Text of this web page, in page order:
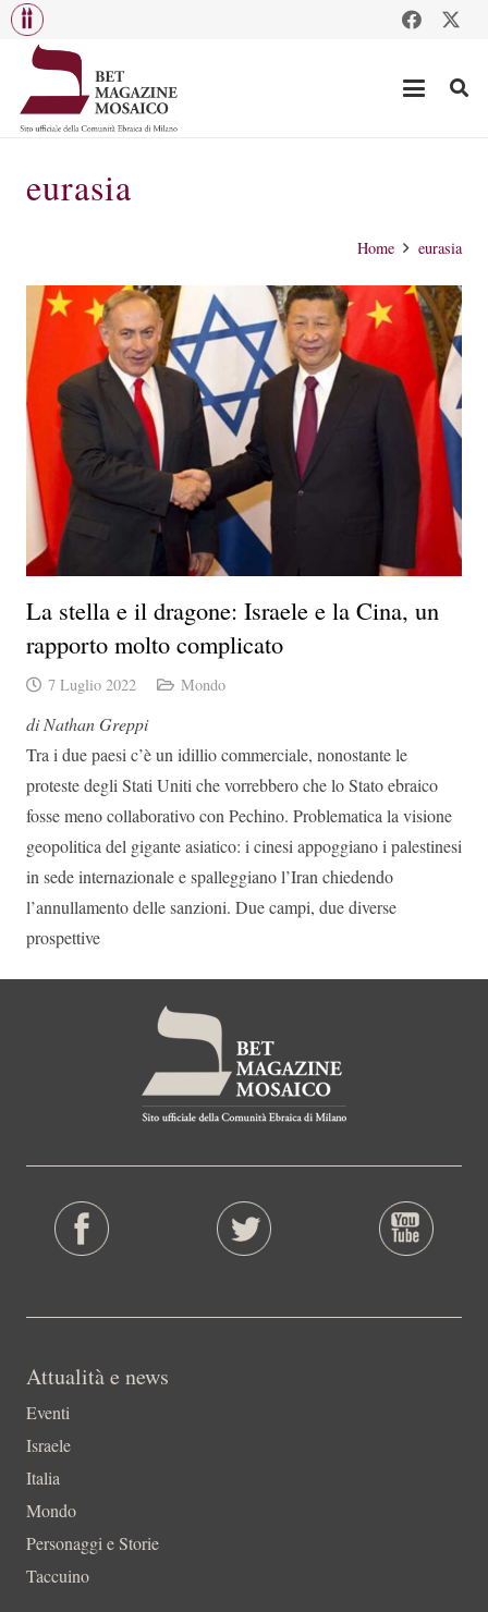
eurasia
Home eurasia
La stella e il dragone: Israele e la Cina, un
rapporto molto complicato
7 Luglio 2022 Mondo
di Nathan Greppi
Tra i due paesi c’è un idillio commerciale, nonostante le
proteste degli Stati Uniti che vorrebbero che lo Stato ebraico
fosse meno collaborativo con Pechino. Problematica la visione
geopolitica del gigante asiatico: i cinesi appoggiano i palestinesi
in sede internazionale e spalleggiano l’Iran chiedendo
l’annullamento delle sanzioni. Due campi, due diverse
prospettive
Attualità e news
Eventi
Israele
Italia
Mondo
Personaggi e Storie
Taccuino